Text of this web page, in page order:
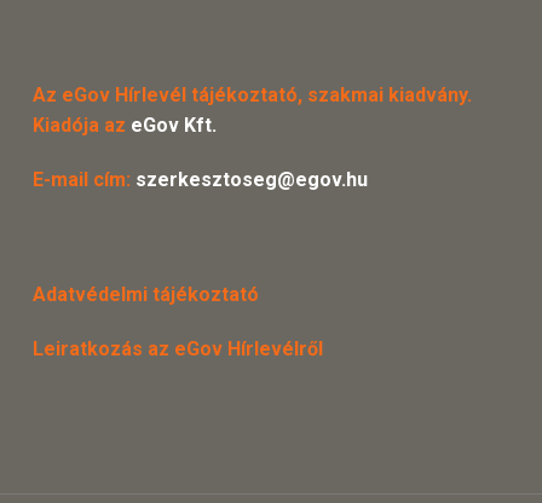
Az eGov Hírlevél tájékoztató, szakmai kiadvány.
Kiadója az eGov Kft.
E-mail cím: szerkesztoseg@egov.hu
Adatvédelmi tájékoztató
Leiratkozás az eGov Hírlevélről